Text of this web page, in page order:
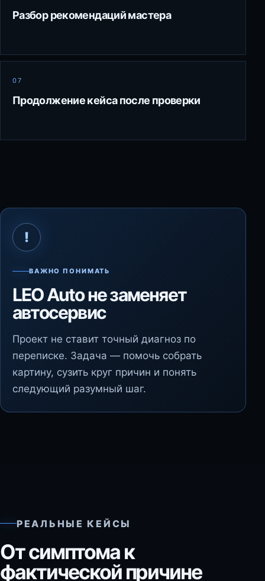
Разбор рекомендаций мастера
07
Продолжение кейса после проверки
!
ВАЖНО ПОНИМАТЬ
LEO Auto не заменяет
автосервис
Проект не ставит точный диагноз по
переписке. Задача — помочь собрать
картину, сузить круг причин и понять
следующий разумный шаг.
РЕАЛЬНЫЕ КЕЙСЫ
От симптома к
фактической причине